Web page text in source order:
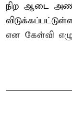
நிற ஆடை
என கேள்வி